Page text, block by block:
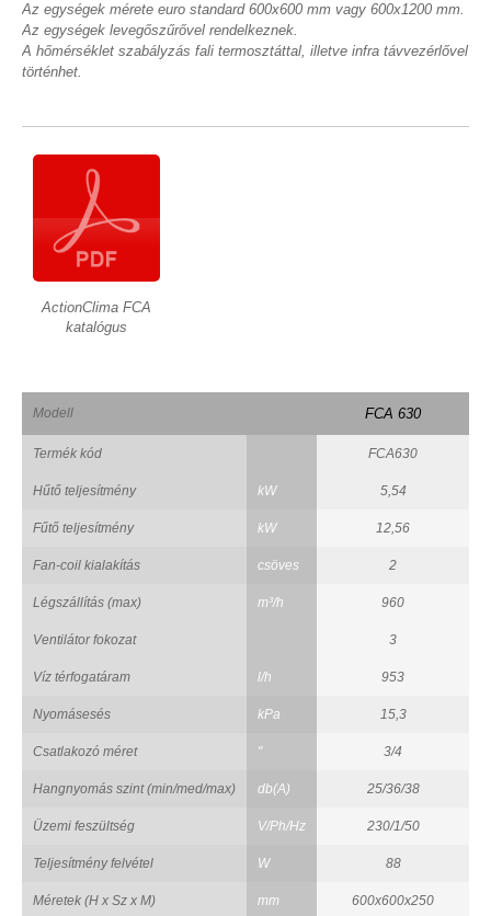
Az egységek mérete euro standard 600x600 mm vagy 600x1200 mm.
Az egységek levegőszűrővel rendelkeznek.
A hőmérséklet szabályzás fali termosztáttal, illetve infra távvezérlővel
történhet.
ActionClima FCA
katalógus
Modell FCA 630
Termék kód FCA630
Hűtő teljesítmény kW 5,54
Fűtő teljesítmény kW 12,56
Fan-coil kialakítás csöves 2
Légszállítás (max) m³/h 960
Ventilátor fokozat 3
Víz térfogatáram l/h 953
Nyomásesés kPa 15,3
Csatlakozó méret " 3/4
Hangnyomás szint (min/med/max) db(A) 25/36/38
Üzemi feszültség V/Ph/Hz 230/1/50
Teljesítmény felvétel W 88
Méretek (H x Sz x M) mm 600x600x250